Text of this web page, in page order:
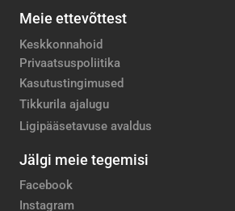
Meie ettevõttest
Keskkonnahoid
Privaatsuspoliitika
Kasutustingimused
Tikkurila ajalugu
Ligipääsetavuse avaldus
Jälgi meie tegemisi
Facebook
Instagram